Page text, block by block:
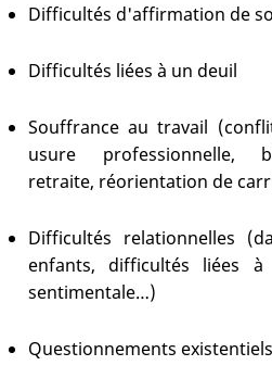
Difficultés d'affirmation de
Difficultés liées à un deuil
Souffrance au travail
usure professionnelle,
retraite, réorientation de
Difficultés relationnelles
enfants, difficultés liées
sentimentale…)
Questionnements